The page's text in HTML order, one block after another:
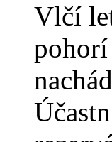
Vlčí